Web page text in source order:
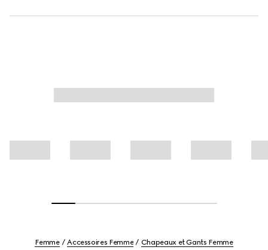
Femme Accessoires Femme Chapeaux et Gants Femme